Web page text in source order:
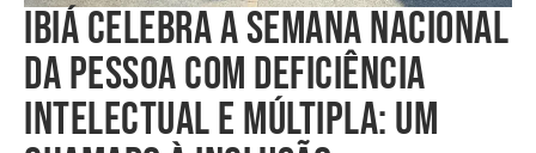
IBIÁ CELEBRA A SEMANA NACIONAL
DA PESSOA COM DEFICIÊNCIA
INTELECTUAL E MÚLTIPLA: UM